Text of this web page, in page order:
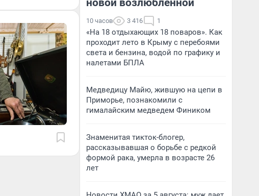
новой возлюбленной
10 часов 3 416 1
«На 18 отдыхающих 18 поваров». Как
проходит лето в Крыму с перебоями
света и бензина, водой по графику и
налетами БПЛА
Медведицу Майю, жившую на цепи в
Приморье, познакомили с
гималайским медведем Фиником
Знаменитая тикток-блогер,
рассказывавшая о борьбе с редкой
формой рака, умерла в возрасте 26
лет